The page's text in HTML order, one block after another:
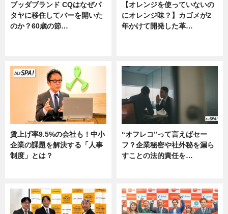
ブッダブランド CQはなぜパ
タヤに移住してバーを開いた
のか？60歳の節…
【オレンジを使っていないの
にオレンジ味？】カゴメが2
年かけて開発した革…
賃上げ率9.5%の会社も！中小
企業の課題を解決する「人事
制度」とは？
“オフレコ”って言えばセー
フ？企業秘密や社外秘を漏ら
すことの法的責任を…